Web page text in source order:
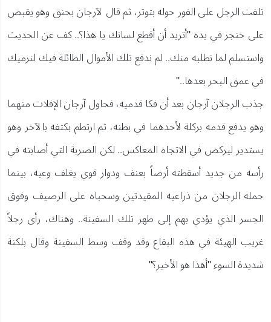
تلفت الرجل على الفور حوله بتوتر، ثم قال لآرجان بحنق وهو يقبض
على خنجر في يده "أتريد أن أقطع لسانك يا هذا؟.. كف عن الحديث
واستسلم لما نطلبه منك.. لم ندفع تلك الأموال الطائلة فيك لنرميك
في عمق البحر بعدها.."
جذب الرجلان آرجان بعد أن فكا قدميه، فحاول آرجان الإفلات منهما
وهو يدفع قدمه بركلة لأحدهما في بطنه، ثم ارتطم بكتفه بالآخر وهو
يستدير ليركض في الاتجاه المعاكس.. لكن الضربة التي أصابته في
رأسه من جديد أسقطته أرضاً بعنف ودوار قوي يغلف وعيه، بينما
حمله الرجلان من ذراعيه المقيدتين وسحباه على الرصيف وفوق
الجسر الذي يؤدي بهم إلى ظهر تلك السفينة.. وهناك، رأى رجلاً
غريب الهيئة في هذه البقاع وقد وقف وسط السفينة وقال بلكنة
شديدة السوء "أهذا هو الأخير؟"